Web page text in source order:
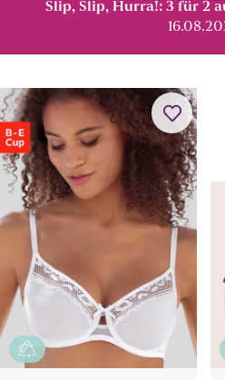
Slip, Slip, Hurra!: 3 für 2